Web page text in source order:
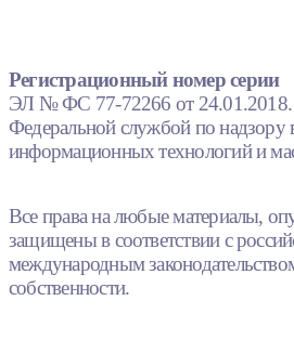
Регистрационный номер серии
ЭЛ № ФС 77-72266 от 24.01.2018.
Федеральной службой по надзору
информационных технологий и
Все права на любые материалы,
защищены в соответствии с
международным
собственности.